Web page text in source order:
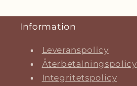
Information
Leveranspolicy
Återbetalningspolicy
Integritetspolicy